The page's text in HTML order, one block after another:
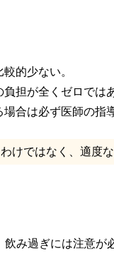
的少ない。
担が全くゼロでは
合は必ず医師の指
けではなく、適度
み過ぎには注意が